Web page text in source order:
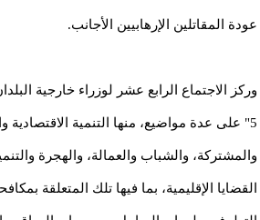
عودة المقاتلين الإرهابيين الأجانب.
5" على عدة مواضيع، منها التنمية الاقتصادية
والمشتركة، والشباب والعمالة، والهجرة
القضايا الإقليمية، بما فيها تلك المتعلقة